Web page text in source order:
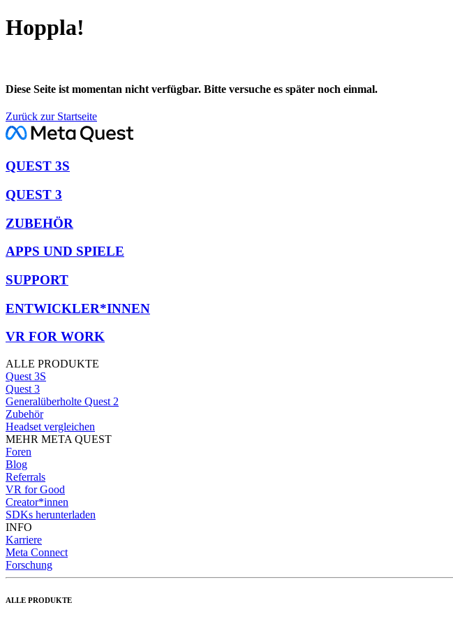
Hoppla!
Diese Seite ist momentan nicht verfügbar. Bitte versuche es später noch einmal.
Zurück zur Startseite
QUEST 3S
QUEST 3
ZUBEHÖR
APPS UND SPIELE
SUPPORT
ENTWICKLER*INNEN
VR FOR WORK
ALLE PRODUKTE
Quest 3S
Quest 3
Generalüberholte Quest 2
Zubehör
Headset vergleichen
MEHR META QUEST
Foren
Blog
Referrals
VR for Good
Creator*innen
SDKs herunterladen
INFO
Karriere
Meta Connect
Forschung
ALLE PRODUKTE